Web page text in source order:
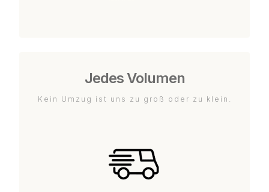
Jedes Volumen
Kein Umzug ist uns zu groß oder zu klein.